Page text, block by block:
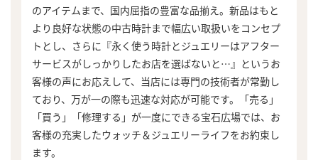
のアイテムまで、国内屈指の豊富な品揃え。新品はもと
より良好な状態の中古時計まで幅広い取扱いをコンセプ
トとし、さらに『永く使う時計とジュエリーはアフター
サービスがしっかりしたお店を選ばないと…』というお
客様の声にお応えして、当店には専門の技術者が常勤し
ており、万が一の際も迅速な対応が可能です。「売る」
「買う」「修理する」が一度にできる宝石広場では、お
客様の充実したウォッチ＆ジュエリーライフをお約束し
ます。